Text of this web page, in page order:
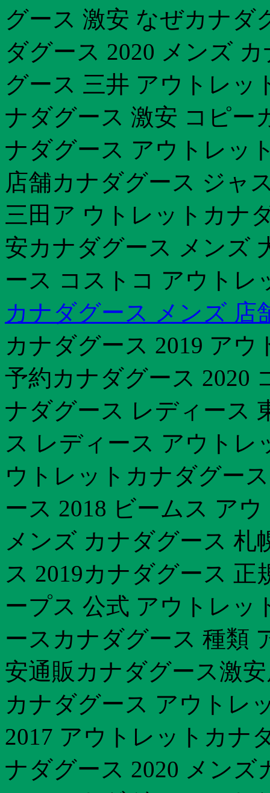
グース 激安 なぜカナダ
ダグース 2020 メンズ
グース 三井 アウトレッ
ナダグース 激安 コピー
ナダグース アウトレッ
店舗カナダグース ジャ
三田ア ウトレットカナ
安カナダグース メンズ
ース コストコ アウトレ
カナダグース メンズ 店
カナダグース 2019 ア
予約カナダグース 2020
ナダグース レディース
ス レディース アウトレ
ウトレットカナダグー
ース 2018 ビームス ア
メンズ カナダグース
ス 2019カナダグース
ープス 公式 アウトレッ
ースカナダグース 種類
安通販カナダグース激
カナダグース アウトレ
2017 アウトレットカナ
ナダグース 2020 メン